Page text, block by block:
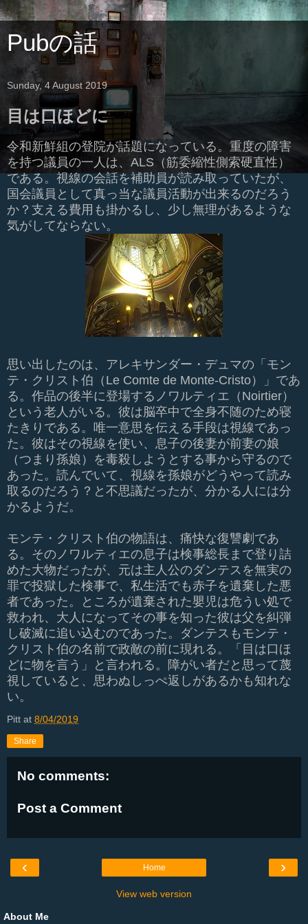
Pubの話
Sunday, 4 August 2019
目は口ほどに
令和新鮮組の登院が話題になっている。重度の障害
を持つ議員の一人は、ALS（筋委縮性側索硬直性）
である。視線の会話を補助員が読み取っていたが、
国会議員として真っ当な議員活動が出来るのだろう
か？支える費用も掛かるし、少し無理があるような
気がしてならない。
思い出したのは、アレキサンダー・デュマの「モン
テ・クリスト伯（Le Comte de Monte-Cristo）」であ
る。作品の後半に登場するノワルティエ（Noirtier）
という老人がいる。彼は脳卒中で全身不随のため寝
たきりである。唯一意思を伝える手段は視線であっ
た。彼はその視線を使い、息子の後妻が前妻の娘
（つまり孫娘）を毒殺しようとする事から守るので
あった。読んでいて、視線を孫娘がどうやって読み
取るのだろう？と不思議だったが、分かる人には分
かるようだ。
モンテ・クリスト伯の物語は、痛快な復讐劇であ
る。そのノワルティエの息子は検事総長まで登り詰
めた大物だったが、元は主人公のダンテスを無実の
罪で投獄した検事で、私生活でも赤子を遺棄した悪
者であった。ところが遺棄された嬰児は危うい処で
救われ、大人になってその事を知った彼は父を糾弾
し破滅に追い込むのであった。ダンテスもモンテ・
クリスト伯の名前で政敵の前に現れる。「目は口ほ
どに物を言う」と言われる。障がい者だと思って蔑
視していると、思わぬしっぺ返しがあるかも知れな
い。
Pitt at 8/04/2019
Share
No comments:
Post a Comment
‹ ›
Home
View web version
About Me